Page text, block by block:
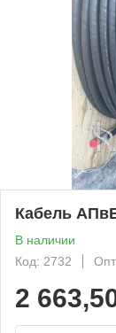
Кабель
В наличии
Код: 2732
2